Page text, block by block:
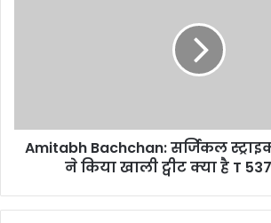
ने
किया
Amitabh Bachchan: सर्जिकल
ने किया खाली ट्वीट क्या है T